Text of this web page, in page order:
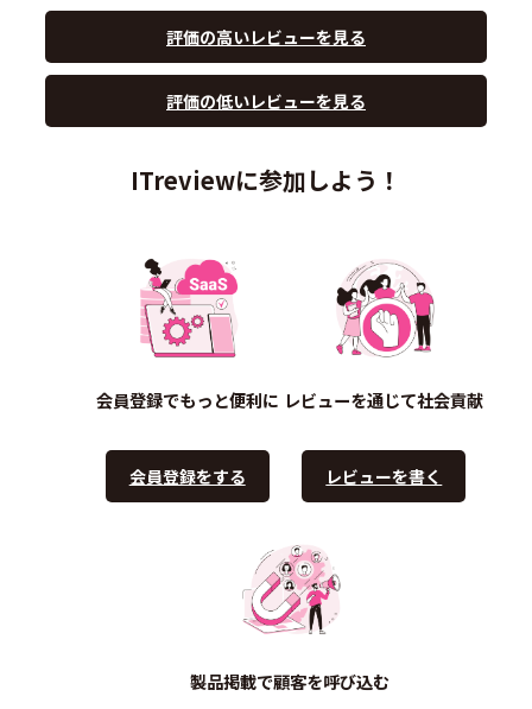
評価の高いレビューを見る
評価の低いレビューを見る
ITreviewに参加しよう！
会員登録でもっと便利に
会員登録をする
レビューを通じて社会貢献
レビューを書く
製品掲載で顧客を呼び込む